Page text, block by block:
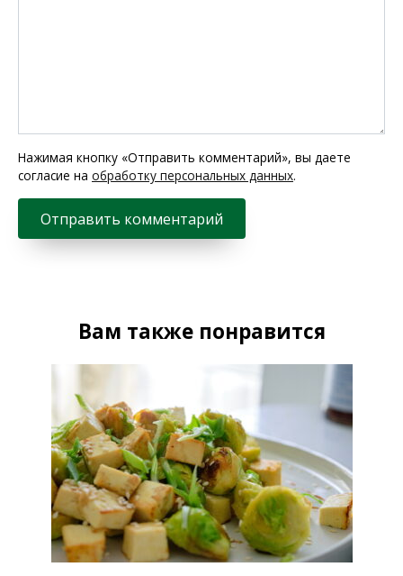
Нажимая кнопку «Отправить комментарий», вы даете
согласие на обработку персональных данных.
Вам также понравится